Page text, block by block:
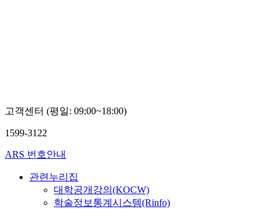
고객센터 (평일: 09:00~18:00)
1599-3122
ARS 번호안내
관련누리집
대학공개강의(KOCW)
학술정보통계시스템(Rinfo)